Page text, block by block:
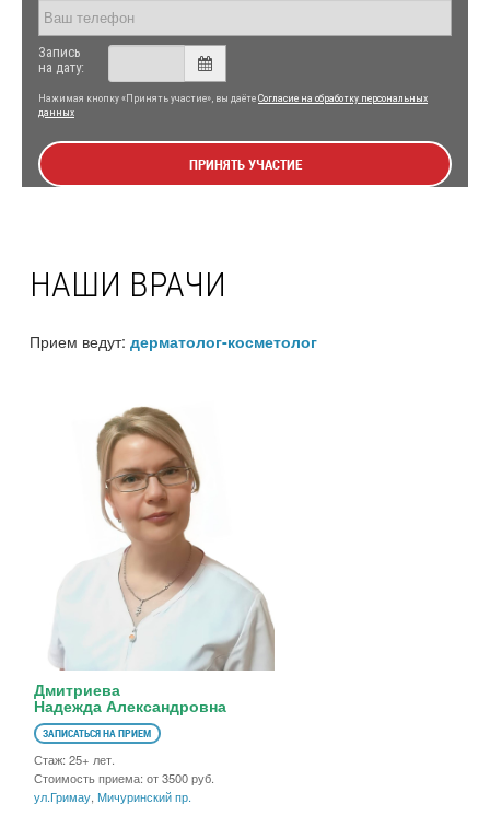
Запись
на дату:
Нажимая кнопку «Принять участие», вы даётеСогласие на обработку персональных
данных
ПРИНЯТЬ УЧАСТИЕ
НАШИ ВРАЧИ
Прием ведут: дерматолог-косметолог
Дмитриева
Надежда Александровна
ЗАПИСАТЬСЯ НА ПРИЕМ
Стаж: 25+ лет.
Стоимость приема: от 3500 руб.
ул.Гримау, Мичуринский пр.